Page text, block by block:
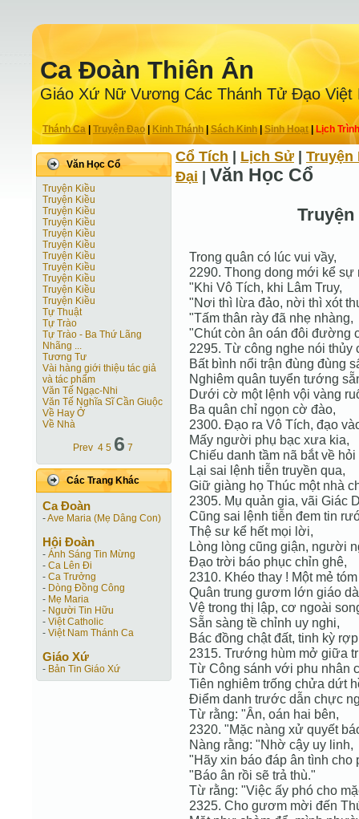
Ca Ðoàn Thiên Ân
Giáo Xứ Nữ Vương Các Thánh Tử Ðạo Việt
Thánh Ca Truyện Ðạo| Kinh Thánh Sách Kinh|Sinh Hoạt| Lịch Trình
Văn Học Cổ
Truyện Kiều
Truyện Kiều
Truyện Kiều
Truyện Kiều
Truyện Kiều
Truyện Kiều
Truyện Kiều
Truyện Kiều
Truyện Kiều
Truyện Kiều
Truyện Kiều
Tự Thuật
Tự Trào
Tự Trào - Ba Thứ Lãng
Nhãng ...
Tương Tư
Vài hàng giới thiệu tác giả
và tác phẩm
Văn Tế Ngạc-Nhi
Văn Tế Nghĩa Sĩ Cần Giuộc
Về Hay Ở
Về Nhà
Prev 4 5 6 7
Các Trang Khác
Ca Ðoàn
-Ave Maria (Mẹ Dâng Con)
Hội Ðoàn
- Ánh Sáng Tin Mừng
- Ca Lên Đi
- Ca Trưởng
- Dòng Đồng Công
- Mẹ Maria
- Người Tin Hữu
- Việt Catholic
- Việt Nam Thánh Ca
Giáo Xứ
- Bản Tin Giáo Xứ
Cổ Tích Lịch Sử
Truyện
Ðại
Văn Học Cổ
Truyện
Trong quân có lúc vui vầy,
2290. Thong dong mới kể sự
"Khi Vô Tích, khi Lâm Truy,
"Nơi thì lừa đảo, nời thì xót
"Tấm thân rày đã nhẹ nhàng,
"Chút còn ân oán đôi đường
2295. Từ công nghe nói thủy
Bất bình nổi trận đùng đùng
Nghiêm quân tuyển tướng
Dưới cờ một lệnh vội vàng
Ba quân chỉ ngọn cờ đào,
2300. Đạo ra Vô Tích, đạo
Mấy người phụ bạc xưa kia,
Chiếu danh tầm nã bắt về hỏi
Lại sai lệnh tiễn truyền qua,
Giữ giàng họ Thúc một nhà
2305. Mụ quản gia, vãi Giác
Cũng sai lệnh tiễn đem tin
Thệ sư kể hết mọi lời,
Lòng lòng cũng giận, người
Đạo trời báo phục chỉn ghê,
2310. Khéo thay ! Một mẻ
Quân trung gươm lớn giáo
Vệ trong thị lập, cơ ngoài
Sẵn sàng tề chỉnh uy nghi,
Bác đồng chật đất, tinh kỳ
2315. Trướng hùm mở giữa
Từ Công sánh với phu nhân
Tiên nghiêm trống chửa dứt
Điểm danh trước dẫn chực
Từ rằng: "Ân, oán hai bên,
2320. "Mặc nàng xử quyết
Nàng rằng: "Nhờ cậy uy linh,
"Hãy xin báo đáp ân tình cho
"Báo ân rồi sẽ trả thù."
Từ rằng: "Việc ấy phó cho
2325. Cho gươm mời đến